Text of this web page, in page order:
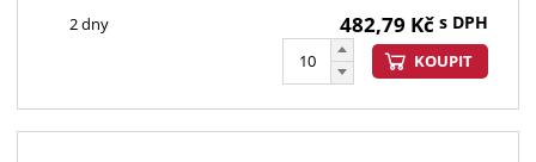
2 dny 482,79 Kč s DPH
KOUPIT